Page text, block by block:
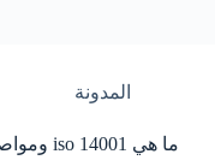
المدونة
ما هي iso 14001 ومواصفاتها واجراءات تطبيقها